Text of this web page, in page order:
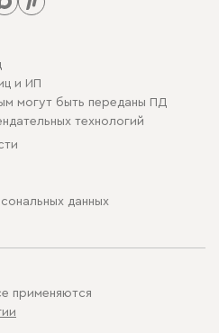
и ИП
могут быть переданы ПД
технологий
данных
применяются